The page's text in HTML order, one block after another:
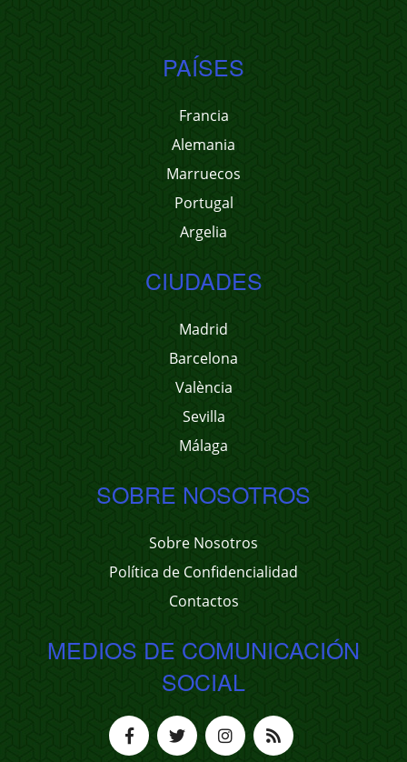
PAÍSES
Francia
Alemania
Marruecos
Portugal
Argelia
CIUDADES
Madrid
Barcelona
València
Sevilla
Málaga
SOBRE NOSOTROS
Sobre Nosotros
Política de Confidencialidad
Contactos
MEDIOS DE COMUNICACIÓN
SOCIAL